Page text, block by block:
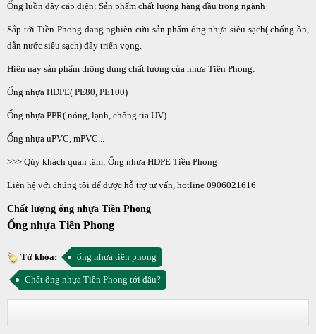
Ống luồn dây cáp điện: Sản phẩm chất lượng hàng đầu trong ngành
Sắp tới Tiền Phong đang nghiên cứu sản phẩm ống nhựa siêu sạch( chống ồn,
dẫn nước siêu sạch) đầy triển vọng.
Hiện nay sản phẩm thông dụng chất lượng của nhựa Tiền Phong:
Ống nhựa HDPE( PE80, PE100)
Ống nhựa PPR( nóng, lạnh, chống tia UV)
Ống nhựa uPVC, mPVC...
>>> Qúy khách quan tâm: Ống nhựa HDPE Tiền Phong
Liên hệ với chúng tôi để được hỗ trợ tư vấn, hotline 0906021616
Chất lượng ống nhựa Tiền Phong
Ống nhựa Tiền Phong
Từ khóa: ống nhựa tiền phong
Chất ống nhựa Tiền Phong tới đâu?